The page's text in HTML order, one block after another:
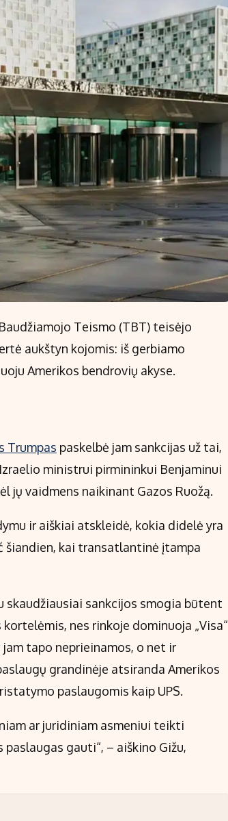
Teismo (TBT) teisėjo
aukštyn kojomis: iš gerbiamo
Amerikos bendrovių akyse.
Trumpas paskelbė jam sankcijas už tai,
ministrui pirmininkui Benjaminui
jų vaidmens naikinant Gazos Ruožą.
ir aiškiai atskleidė, kokia didelė yra
šiandien, kai transatlantinė įtampa
skaudžiausiai sankcijos smogia būtent
nes rinkoje dominuoja „Visa“
tapo neprieinamos, o net ir
grandinėje atsiranda Amerikos
paslaugomis kaip UPS.
ar juridiniam asmeniui teikti
gauti“, – aiškino Gižu,